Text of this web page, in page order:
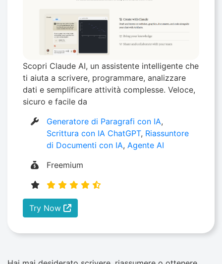
Scopri Claude AI, un assistente intelligente che
ti aiuta a scrivere, programmare, analizzare
dati e semplificare attività complesse. Veloce,
sicuro e facile da
Generatore di Paragrafi con IA,
Scrittura con IA ChatGPT, Riassuntore
di Documenti con IA,Agente AI
Freemium
Try Now